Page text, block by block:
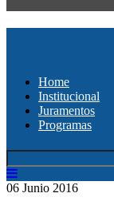
Home
Institucional
Juramentos
Programas
06 Junio 2016